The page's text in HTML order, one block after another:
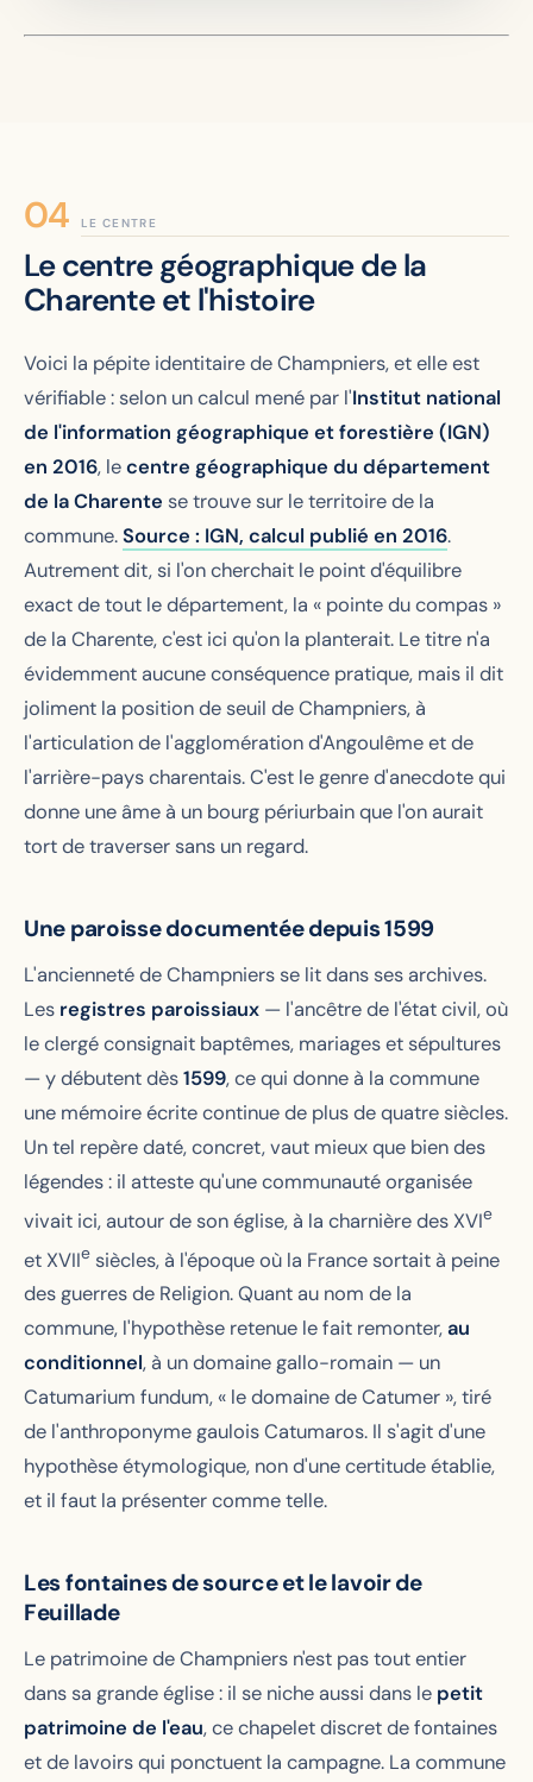
LE CENTRE
Le centre géographique de la
Charente et l'histoire
Voici la pépite identitaire de Champniers, et elle est
vérifiable : selon un calcul mené par l'Institut national
de l'information géographique et forestière (IGN)
en 2016, lecentre géographique du département
de la Charente se trouve sur le territoire de la
commune.Source : IGN, calcul publié en 2016.
Autrement dit, si l'on cherchait le point d'équilibre
exact de tout le département, la « pointe du compas »
de la Charente, c'est ici qu'on la planterait. Le titre n'a
évidemment aucune conséquence pratique, mais il dit
joliment la position de seuil de Champniers, à
l'articulation de l'agglomération d'Angoulême et de
l'arrière-pays charentais. C'est le genre d'anecdote qui
donne une âme à un bourg périurbain que l'on aurait
tort de traverser sans un regard.
Une paroisse documentée depuis 1599
L'ancienneté de Champniers se lit dans ses archives.
Les registres paroissiaux — l'ancêtre de l'état civil, où
le clergé consignait baptêmes, mariages et sépultures
— y débutent dès1599, ce qui donne à la commune
une mémoire écrite continue de plus de quatre siècles.
Un tel repère daté, concret, vaut mieux que bien des
légendes : il atteste qu'une communauté organisée
vivait ici, autour de son église, à la charnière des XVIe
et XVIIe siècles, à l'époque où la France sortait à peine
des guerres de Religion. Quant au nom de la
commune, l'hypothèse retenue le fait remonter,au
conditionnel, à un domaine gallo-romain — un
Catumarium fundum, « le domaine de Catumer », tiré
de l'anthroponyme gauloisCatumaros. Il s'agit d'une
hypothèse étymologique, non d'une certitude établie,
et il faut la présenter comme telle.
Les fontaines de source et le lavoir de
Feuillade
Le patrimoine de Champniers n'est pas tout entier
dans sa grande église : il se niche aussi dans le petit
patrimoine de l'eau, ce chapelet discret de fontaines
et de lavoirs qui ponctuent la campagne. La commune